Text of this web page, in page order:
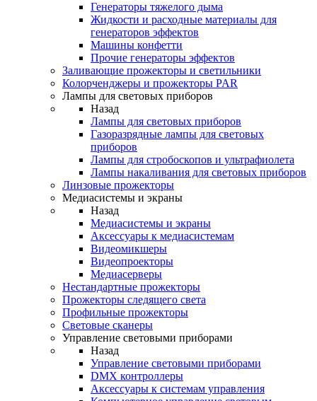
Генераторы тяжелого дыма
Жидкости и расходные материалы для
генераторов эффектов
Машины конфетти
Прочие генераторы эффектов
Заливающие прожекторы и светильники
Колорченджеры и прожекторы PAR
Лампы для световых приборов
Назад
Лампы для световых приборов
Газоразрядные лампы для световых
приборов
Лампы для стробоскопов и ультрафиолета
Лампы накаливания для световых приборов
Линзовые прожекторы
Медиасистемы и экраны
Назад
Медиасистемы и экраны
Аксессуары к медиасистемам
Видеомикшеры
Видеопроекторы
Медиасерверы
Нестандартные прожекторы
Прожекторы следящего света
Профильные прожекторы
Световые сканеры
Управление световыми приборами
Назад
Управление световыми приборами
DMX контроллеры
Аксессуары к системам управления